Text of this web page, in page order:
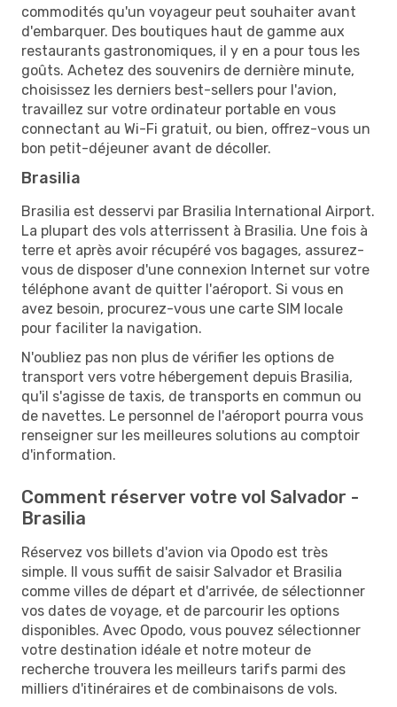
commodités qu'un voyageur peut souhaiter avant
d'embarquer. Des boutiques haut de gamme aux
restaurants gastronomiques, il y en a pour tous les
goûts. Achetez des souvenirs de dernière minute,
choisissez les derniers best-sellers pour l'avion,
travaillez sur votre ordinateur portable en vous
connectant au Wi-Fi gratuit, ou bien, offrez-vous un
bon petit-déjeuner avant de décoller.
Brasilia
Brasilia est desservi par Brasilia International Airport.
La plupart des vols atterrissent à Brasilia. Une fois à
terre et après avoir récupéré vos bagages, assurez-
vous de disposer d'une connexion Internet sur votre
téléphone avant de quitter l'aéroport. Si vous en
avez besoin, procurez-vous une carte SIM locale
pour faciliter la navigation.
N'oubliez pas non plus de vérifier les options de
transport vers votre hébergement depuis Brasilia,
qu'il s'agisse de taxis, de transports en commun ou
de navettes. Le personnel de l'aéroport pourra vous
renseigner sur les meilleures solutions au comptoir
d'information.
Comment réserver votre vol Salvador -
Brasilia
Réservez vos billets d'avion via Opodo est très
simple. Il vous suffit de saisir Salvador et Brasilia
comme villes de départ et d'arrivée, de sélectionner
vos dates de voyage, et de parcourir les options
disponibles. Avec Opodo, vous pouvez sélectionner
votre destination idéale et notre moteur de
recherche trouvera les meilleurs tarifs parmi des
milliers d'itinéraires et de combinaisons de vols.